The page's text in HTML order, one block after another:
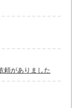
頼がありました